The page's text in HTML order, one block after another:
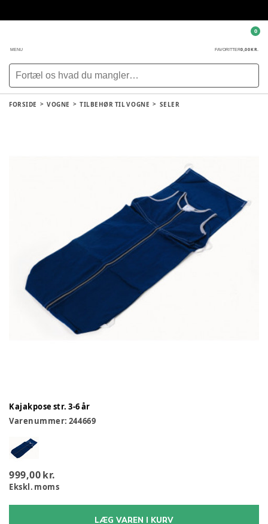
MENU FAVORITTER0,00 KR.
0
FORSIDE VOGNE TILBEHØR TIL VOGNE SELER
Kajakpose str. 3-6 år
Varenummer: 244669
999,00 kr.
Ekskl. moms
LÆG VAREN I KURV